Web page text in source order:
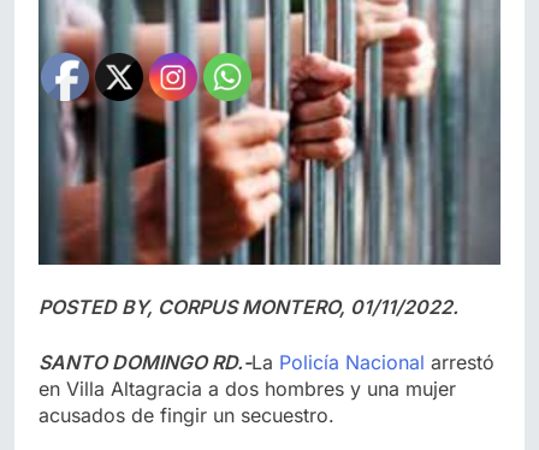
POSTED BY, CORPUS MONTERO, 01/11/2022.
SANTO DOMINGO RD.-La Policía Nacional arrestó
en Villa Altagracia a dos hombres y una mujer
acusados de fingir un secuestro.